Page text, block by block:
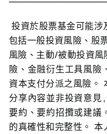
投資於股票基金可能涉及潜在風險 (如適用)，當中
包括一般投資風險、股
風險、主動/被動投資
險、金融衍生工具風險
資本支付分派之風險。
分享內容並非投資意見
要約、要約招攬或建議
的真確性和完整性。